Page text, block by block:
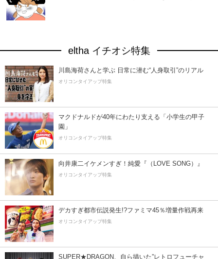
eltha イチオシ特集
川島海荷さんと学ぶ 日常に潜む“人身取引”のリアル
オリコンタイアップ特集
マクドナルドが40年にわたり支える「小学生の甲子
園」
オリコンタイアップ特集
向井康二イケメンすぎ！純愛『（LOVE SONG）』
オリコンタイアップ特集
デカすぎ都市伝説発生!?ファミマ45％増量作戦再来
オリコンタイアップ特集
SUPER★DRAGON、自ら描いた”レトロフューチャ